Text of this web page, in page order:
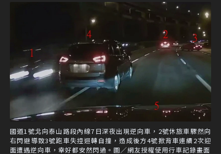
國道1號北向泰山路段內線7日深夜出現逆向車，2號休旅車驟然向
右閃避導致3號跑車失控迴轉自撞，造成後方4號掀背車連續2次迎
面遭遇逆向車，幸好都安然閃過。圖／網友授權使用行車記錄畫面